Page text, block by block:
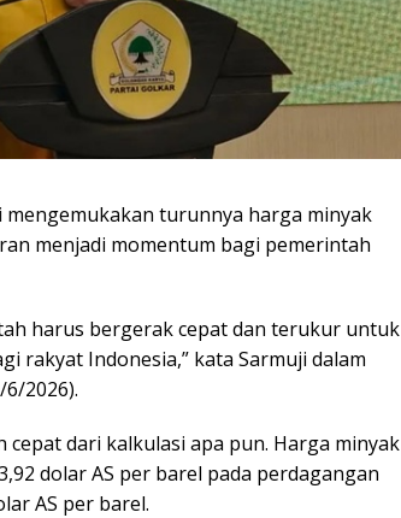
mengemukakan turunnya harga minyak
menjadi momentum bagi pemerintah
harus bergerak cepat dan terukur untuk
rakyat Indonesia,” kata Sarmuji dalam
2026).
dari kalkulasi apa pun. Harga minyak
dolar AS per barel pada perdagangan
AS per barel.